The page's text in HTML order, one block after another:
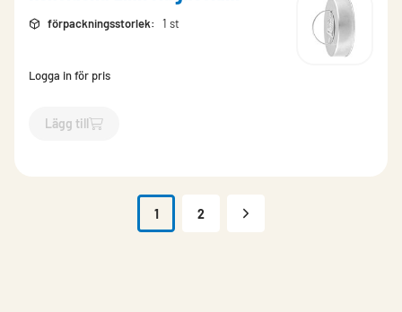
förpackningsstorlek: 1 st
Logga in för pris
Lägg till
`$Lägg till
1 2